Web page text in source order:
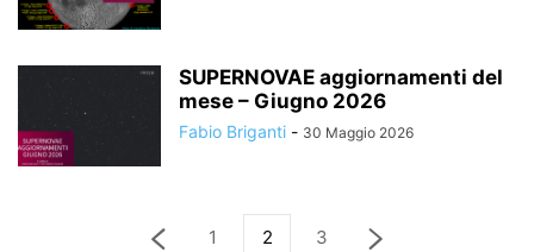
SUPERNOVAE aggiornamenti del
mese – Giugno 2026
Fabio Briganti - 30 Maggio 2026
1 2 3